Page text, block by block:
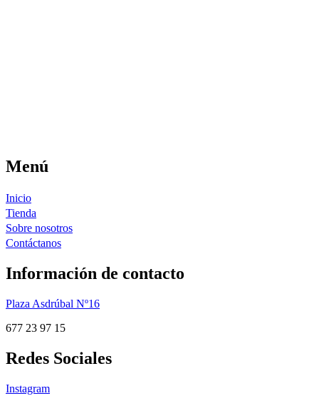
Menú
Inicio
Tienda
Sobre nosotros
Contáctanos
Información de contacto
Plaza Asdrúbal Nº16
677 23 97 15
Redes Sociales
Instagram